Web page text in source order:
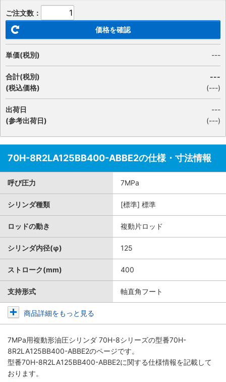
ご注文数：
価格を確認
単価(税別) ---
合計(税別)
(税込価格)
---
(---)
出荷日
(参考出荷日)
---
(---)
70H-8R2LA125BB400-ABBE2の仕様・寸法情報
呼び圧力 7MPa
シリンダ種類 [標準] 標準
ロッドの動き 複動片ロッド
シリンダ内径(φ) 125
ストローク(mm) 400
支持形式 軸直角フート
商品詳細をもっと見る
7MPa用複動形油圧シリンダ 70H-8シリーズの型番70H-
8R2LA125BB400-ABBE2のページです。
型番70H-8R2LA125BB400-ABBE2に関する仕様情報を記載して
おります。